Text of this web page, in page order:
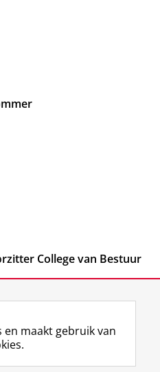
College van Bestuur
F L R I Y
maakt gebruik van